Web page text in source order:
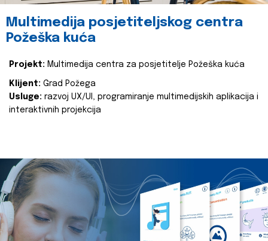
Multimedija posjetiteljskog centra
Požeška kuća
Projekt: Multimedija centra za posjetitelje Požeška kuća
Klijent: Grad Požega
Usluge: razvoj UX/UI, programiranje multimedijskih aplikacija i
interaktivnih projekcija